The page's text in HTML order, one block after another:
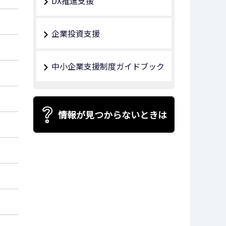
企業投資支援
中小企業支援制度ガイドブック
情報が見つからないときは